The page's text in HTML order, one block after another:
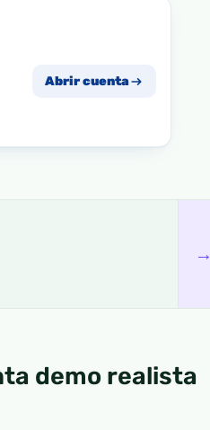
Abrir cuenta
→
demo realista